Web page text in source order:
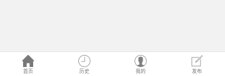
首页 历史 我的 发布